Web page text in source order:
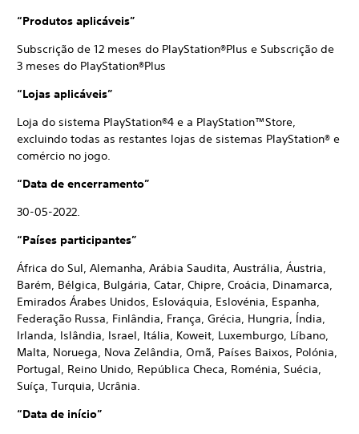
“Produtos aplicáveis”
Subscrição de 12 meses do PlayStation®Plus e Subscrição de
3 meses do PlayStation®Plus
“Lojas aplicáveis”
Loja do sistema PlayStation®4 e a PlayStation™Store,
excluindo todas as restantes lojas de sistemas PlayStation® e
comércio no jogo.
“Data de encerramento”
30-05-2022.
“Países participantes”
África do Sul, Alemanha, Arábia Saudita, Austrália, Áustria,
Barém, Bélgica, Bulgária, Catar, Chipre, Croácia, Dinamarca,
Emirados Árabes Unidos, Eslováquia, Eslovénia, Espanha,
Federação Russa, Finlândia, França, Grécia, Hungria, Índia,
Irlanda, Islândia, Israel, Itália, Koweit, Luxemburgo, Líbano,
Malta, Noruega, Nova Zelândia, Omã, Países Baixos, Polónia,
Portugal, Reino Unido, República Checa, Roménia, Suécia,
Suíça, Turquia, Ucrânia.
“Data de início”